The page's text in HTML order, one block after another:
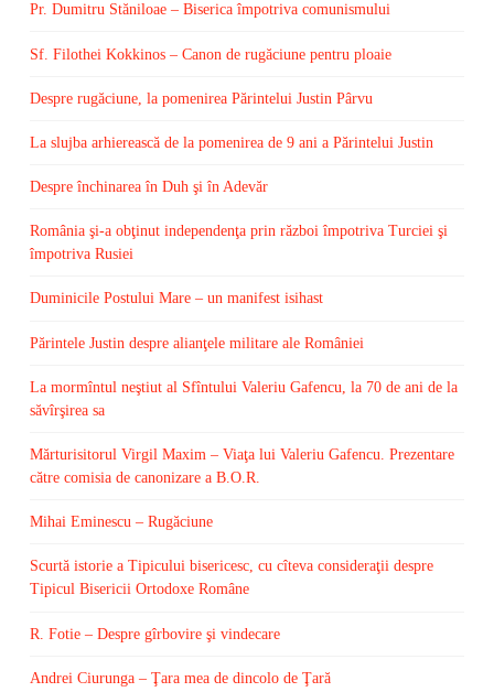
Pr. Dumitru Stăniloae – Biserica împotriva comunismului
Sf. Filothei Kokkinos – Canon de rugăciune pentru ploaie
Despre rugăciune, la pomenirea Părintelui Justin Pârvu
La slujba arhierească de la pomenirea de 9 ani a Părintelui Justin
Despre închinarea în Duh şi în Adevăr
România şi-a obţinut independenţa prin război împotriva Turciei şi
împotriva Rusiei
Duminicile Postului Mare – un manifest isihast
Părintele Justin despre alianţele militare ale României
La mormîntul neştiut al Sfîntului Valeriu Gafencu, la 70 de ani de la
săvîrşirea sa
Mărturisitorul Virgil Maxim – Viaţa lui Valeriu Gafencu. Prezentare
către comisia de canonizare a B.O.R.
Mihai Eminescu – Rugăciune
Scurtă istorie a Tipicului bisericesc, cu cîteva consideraţii despre
Tipicul Bisericii Ortodoxe Române
R. Fotie – Despre gîrbovire şi vindecare
Andrei Ciurunga – Ţara mea de dincolo de Ţară